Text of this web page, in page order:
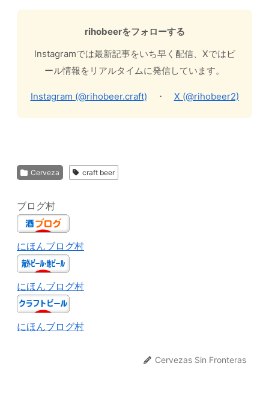
rihobeerをフォローする
Instagramでは最新記事をいち早く配信、Xではビ
ール情報をリアルタイムに発信しています。
Instagram (@rihobeer.craft) ・ X (@rihobeer2)
Cerveza craft beer
ブログ村
にほんブログ村
にほんブログ村
にほんブログ村
Cervezas Sin Fronteras